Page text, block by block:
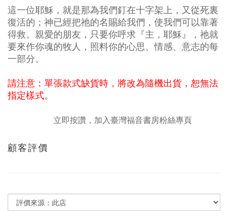
這一位耶穌，就是那為我們釘在十字架上，又從死裏
復活的；神已經把祂的名賜給我們，使我們可以靠著
得救。親愛的朋友，只要你呼求『主，耶穌』，祂就
要來作你魂的牧人，照料你的心思、情感、意志的每
一部分。
請注意：單張款式缺貨時，將改為隨機出貨，恕無法
指定樣式。
立即按讚，加入臺灣福音書房粉絲專頁
顧客評價